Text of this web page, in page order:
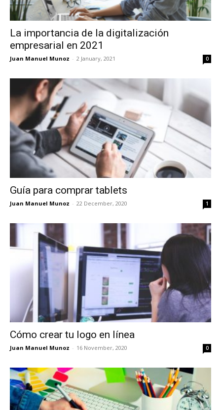
La importancia de la digitalización
empresarial en 2021
Juan Manuel Munoz - 2 January, 2021 0
Guía para comprar tablets
Juan Manuel Munoz - 22 December, 2020 1
Cómo crear tu logo en línea
Juan Manuel Munoz - 16 November, 2020 0